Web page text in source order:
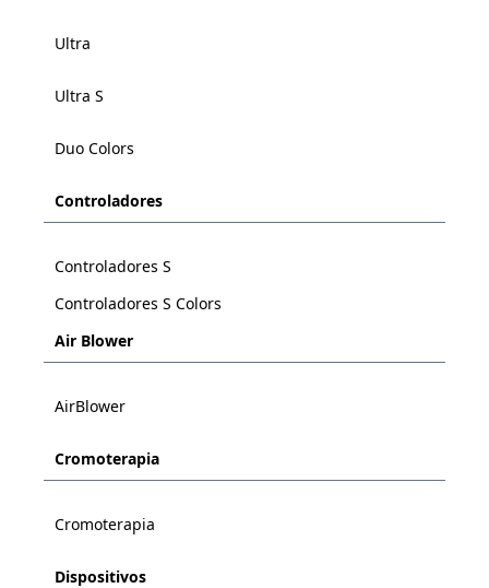
Ultra
Ultra S
Duo Colors
Controladores
Controladores S
Controladores S Colors
Air Blower
AirBlower
Cromoterapia
Cromoterapia
Dispositivos